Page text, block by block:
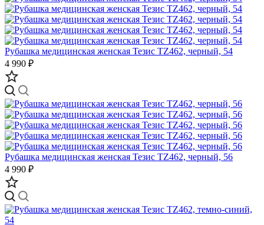
Рубашка медицинская женская Тезис TZ462, черный, 54
4 990 ₽
Рубашка медицинская женская Тезис TZ462, черный, 56
4 990 ₽